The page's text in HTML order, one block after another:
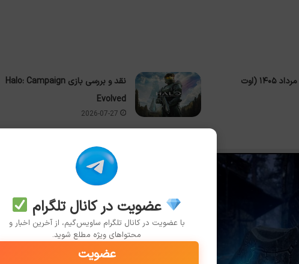
بازی‌های مهم مرداد ۱۴۰۵ (اوت
نقد و بررسی بازی Halo: Campaign
Evolved
2026-07-27
عضویت در کانال تلگرام
با عضویت در کانال تلگرام ساویس‌گیم، از آخرین اخبار و
محتواهای ویژه مطلع شوید.
عضویت